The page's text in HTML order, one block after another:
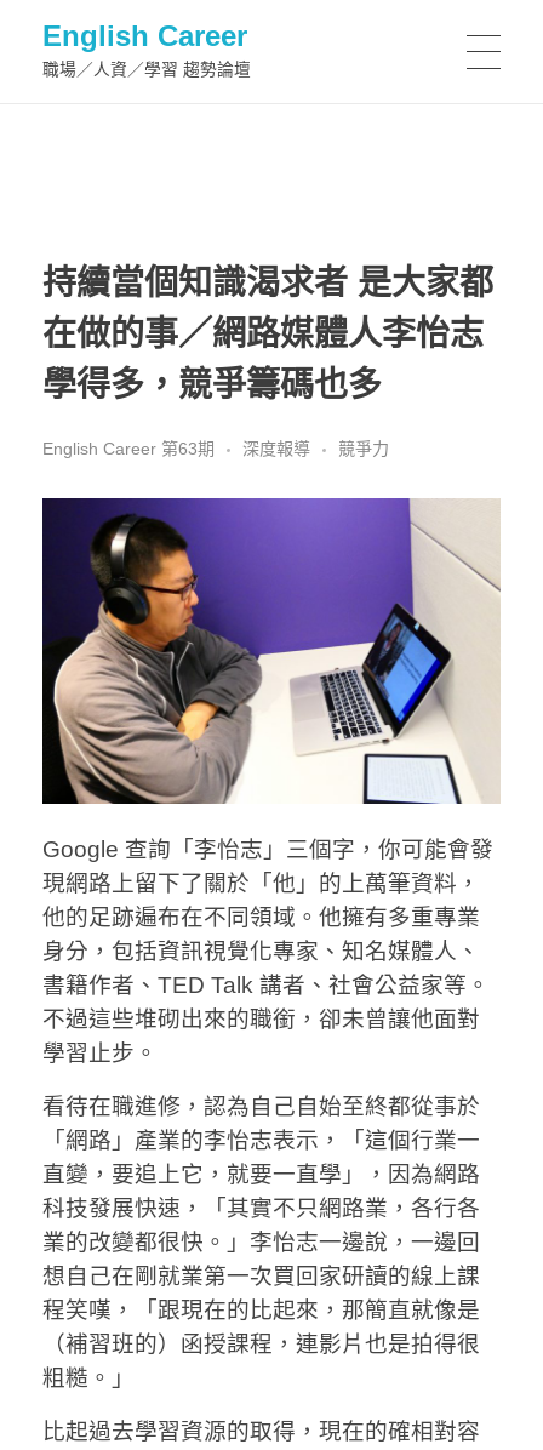
English Career
職場／人資／學習 趨勢論壇
持續當個知識渴求者 是大家都
在做的事／網路媒體人李怡志
學得多，競爭籌碼也多
English Career 第63期 深度報導 競爭力
Google 查詢「李怡志」三個字，你可能會發
現網路上留下了關於「他」的上萬筆資料，
他的足跡遍布在不同領域。他擁有多重專業
身分，包括資訊視覺化專家、知名媒體人、
書籍作者、TED Talk 講者、社會公益家等。
不過這些堆砌出來的職銜，卻未曾讓他面對
學習止步。
看待在職進修，認為自己自始至終都從事於
「網路」產業的李怡志表示，「這個行業一
直變，要追上它，就要一直學」，因為網路
科技發展快速，「其實不只網路業，各行各
業的改變都很快。」李怡志一邊說，一邊回
想自己在剛就業第一次買回家研讀的線上課
程笑嘆，「跟現在的比起來，那簡直就像是
（補習班的）函授課程，連影片也是拍得很
粗糙。」
比起過去學習資源的取得，現在的確相對容